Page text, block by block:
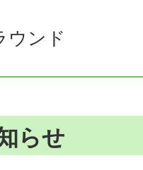
ウンド
らせ